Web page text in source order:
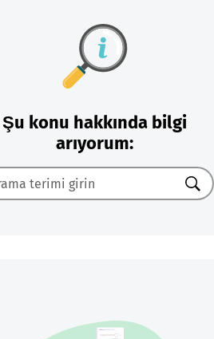
Şu konu hakkında bilgi
arıyorum:
Ara